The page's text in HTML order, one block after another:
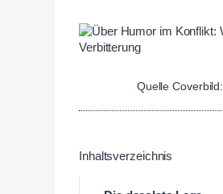
Quelle Coverbild:
Inhaltsverzeichnis